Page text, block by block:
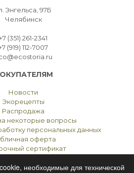
Энгельса, 97Б
Челябинск
(351) 261-2341
(919) 112-7007
Новости
Экорецепты
Распродажа
некоторые вопросы
персональных данных
оферта
сертификат
необходимые для технической